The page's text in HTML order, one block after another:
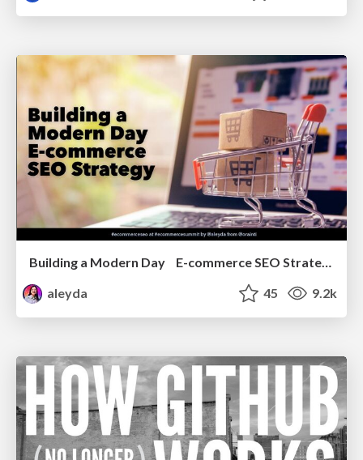
Building a Modern Day E-commerce SEO Strategy
aleyda
45 9.2k